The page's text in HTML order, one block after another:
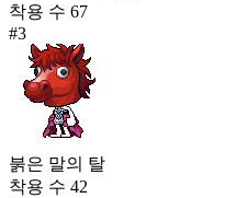
착용 수 67
#3
붉은 말의 탈
착용 수 42